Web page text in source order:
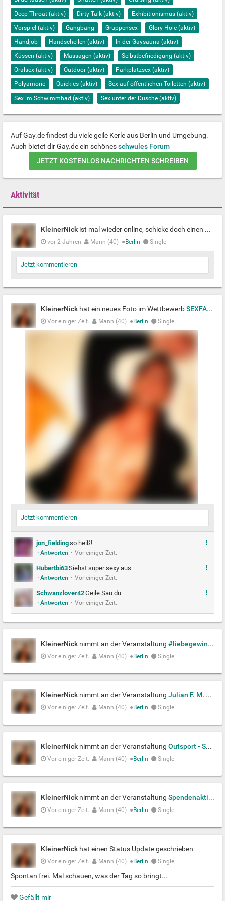
Deep Throat (aktiv)
Dirty Talk (aktiv)
Exhibitionismus (aktiv)
Vorspiel (aktiv)
Gangbang Gruppensex
Glory Hole (aktiv)
Handjob
Handschellen (aktiv)
In der Gaysauna (aktiv)
Küssen (aktiv)
Massagen (aktiv)
Selbstbefriedigung (aktiv)
Oralsex (aktiv)
Outdoor (aktiv)
Parkplatzsex (aktiv)
Polyamorie
Quickies (aktiv)
Sex auf öffentlichen Toiletten (aktiv)
Sex im Schwimmbad (aktiv)
Sex unter der Dusche (aktiv)
Auf Gay.de findest du viele geile Kerle aus Berlin und Umgebung.
Auch bietet dir Gay.de ein schönesschwules Forum
JETZT KOSTENLOS NACHRICHTEN SCHREIBEN
Aktivität
KleinerNick ist mal wieder online, schicke doch einen Gruß
vor 2 Jahren Mann (40) ● Berlin Single
Jetzt kommentieren
KleinerNick hat ein neues Foto im WettbewerbSEXFACE OR SMILING
Vor einiger Zeit. Mann (40) ● Berlin Single
Jetzt kommentieren
jon_fieldingso heiß!
· Antworten · Vor einiger Zeit.
M
Hubertbi63Siehst super sexy aus
· Antworten · Vor einiger Zeit.
M
h
Schwanzlover42Geile Sau du
· Antworten · Vor einiger Zeit.
M
h
r
KleinerNick nimmt an der Veranstaltung #liebegewinnt - Segensgottesdienst
Vor einiger Zeit. Mann (40) ●Berlin Single
KleinerNick nimmt an der Veranstaltung Julian F. M. Stoeckel: Bleiben Sie ...
Vor einiger Zeit. Mann (40) ●Berlin Single
KleinerNick nimmt an der Veranstaltung Outsport - Sexuelle Vielfalt im Sport
Vor einiger Zeit. Mann (40) ●Berlin Single
KleinerNick nimmt an der Veranstaltung Spendenaktion: Internationale Stele
Vor einiger Zeit. Mann (40) ●Berlin Single
KleinerNick hat einen Status Update geschrieben
Vor einiger Zeit. Mann (40) ●Berlin Single
Spontan frei. Mal schauen, was der Tag so bringt...
Gefällt mir